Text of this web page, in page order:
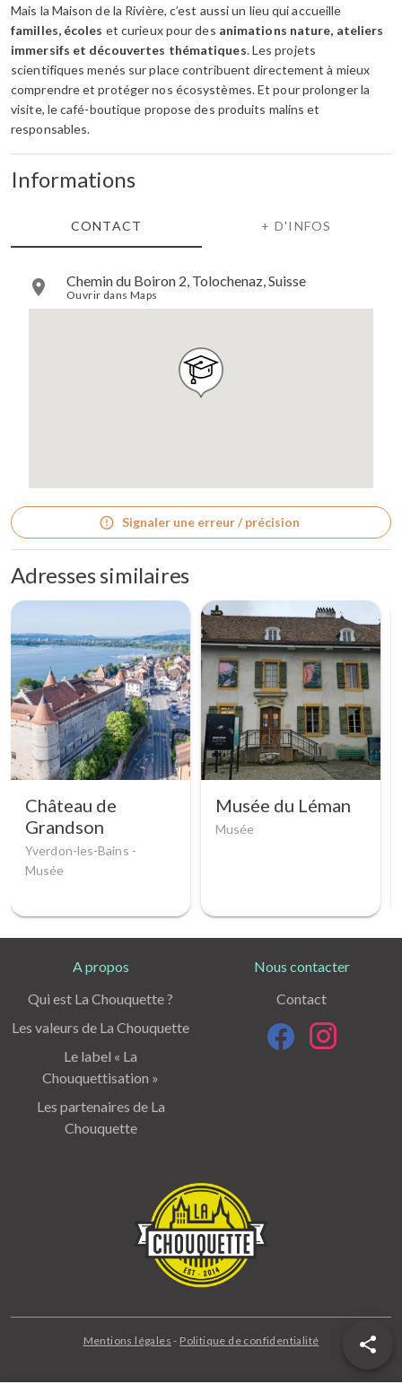
Mais la Maison de la Rivière, c’est aussi un lieu qui accueille
familles, écoles et curieux pour des animations nature, ateliers
immersifs et découvertes thématiques. Les projets
scientifiques menés sur place contribuent directement à mieux
comprendre et protéger nos écosystèmes. Et pour prolonger la
visite, le café-boutique propose des produits malins et
responsables.
Informations
CONTACT + D'INFOS
Chemin du Boiron 2, Tolochenaz, Suisse
Ouvrir dans Maps
Signaler une erreur / précision
Adresses similaires
Château de
Grandson
Yverdon-les-Bains -
Musée
Musée du Léman
Musée
A propos
Qui est La Chouquette ?
Les valeurs de La Chouquette
Le label « La
Chouquettisation »
Les partenaires de La
Chouquette
Nous contacter
Contact
Mentions légales - Politique de confidentialité